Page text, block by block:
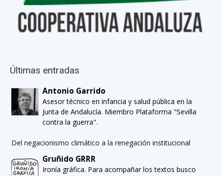
Últimas entradas
Antonio Garrido
Asesor técnico en infancia y salud pública en la
Junta de Andalucía. Miembro Plataforma "Sevilla
contra la guerra".
Del negacionismo climático a la renegación institucional
Gruñido GRRR
Ironía gráfica. Para acompañar los textos busco